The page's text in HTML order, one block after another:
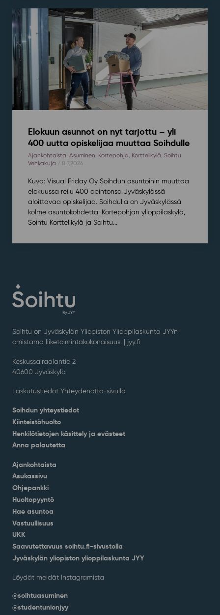
Elokuun asunnot on nyt tarjottu – yli
400 uutta opiskelijaa muuttaa Soihdulle
Ajankohtaista, Asuminen, Kortepohja, Korttelikylä, Soihtu
Vehkakuja / 8.7.2026
Kuva: Visual Friday Oy Soihdun asuntoihin muuttaa
elokuussa reilu 400 opintonsa Jyväskylässä
aloittavaa opiskelijaa. Soihdulla on Jyväskylässä
kolme asuntokohdetta: Kortepohjan ylioppilaskylä,
Soihtu Korttelikylä ja Soihtu...
Soihtu on Jyväskylän Yliopiston Ylioppilaskunta JYYn
omistama liiketoimintakokonaisuus. | jyy.fi
Keskussairaalantie 2
40600 Jyväskylä
Laskutustiedot Yhteydenotto-sivulla
Soihdun yhteystiedot
Kiinteistöhuolto
Henkilötietojen käsittely ja evästeet
Anna palautetta
Ajankohtaista
Asukassivu
Ohjepankki
Huoltopyyntö
Hae asuntoa
Vastuullisuus
UKK
Saavutettavuus soihtu.fi-sivustolla
Jyväskylän yliopiston ylioppilaskunta JYY
Löydät meidät Instagramista
@soihtuasuminen
@studentunionjyy